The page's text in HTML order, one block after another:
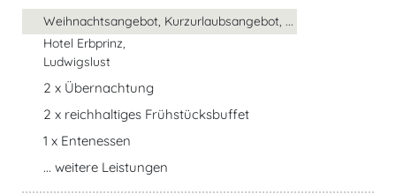
Weihnachtsangebot, Kurzurlaubsangebot, ...
Hotel Erbprinz,
Ludwigslust
2 x Übernachtung
2 x reichhaltiges Frühstücksbuffet
1 x Entenessen
... weitere Leistungen